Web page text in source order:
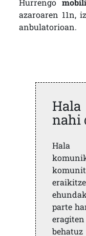
Hurrengo
azaroaren 11n,
anbulatorioan.
nahi
Hala
parte